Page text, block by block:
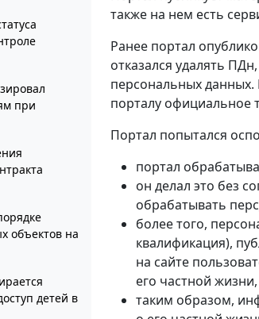
при
объектов на
детей в
также на нем есть
Ранее портал
отказался удалять
персональных
порталу официальное
Портал попытался
портал
он делал это без
обрабатывать
более того,
квалификация),
на сайте
его частной
таким образом,